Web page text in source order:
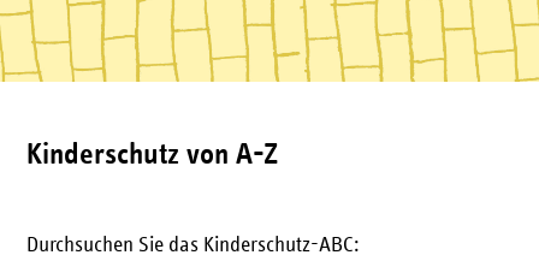
Kinderschutz von A-Z
Durchsuchen Sie das Kinderschutz-ABC: